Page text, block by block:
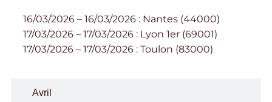
Avril
16/03/2026 – 16/03/2026 : Nantes (44000)
17/03/2026 – 17/03/2026 : Lyon 1er (69001)
17/03/2026 – 17/03/2026 : Toulon (83000)